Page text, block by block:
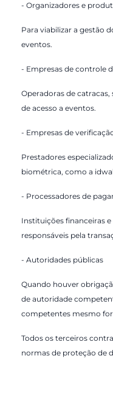
- Organizadores e
Para viabilizar a gestão
eventos.
- Empresas de controle
Operadoras de
de acesso a eventos.
- Empresas de
Prestadores
biométrica, como a
- Processadores de
Instituições financeiras
responsáveis pela
- Autoridades públicas
Quando houver
de autoridade
competentes mesmo
Todos os terceiros
normas de proteção de